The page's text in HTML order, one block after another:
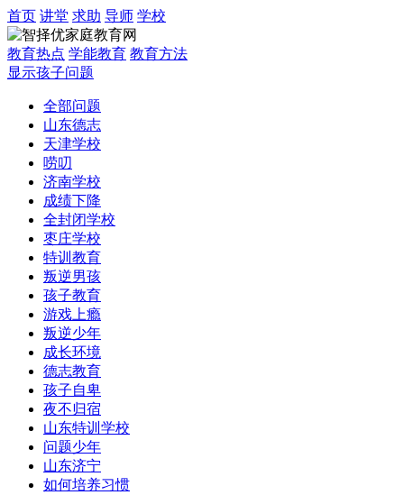
首页 讲堂 求助 导师 学校
教育热点 学能教育 教育方法
显示孩子问题
全部问题
山东德志
天津学校
唠叨
济南学校
成绩下降
全封闭学校
枣庄学校
特训教育
叛逆男孩
孩子教育
游戏上瘾
叛逆少年
成长环境
德志教育
孩子自卑
夜不归宿
山东特训学校
问题少年
山东济宁
如何培养习惯